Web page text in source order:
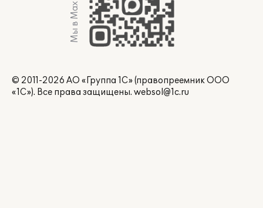
Мы в Max
© 2011-2026 АО «Группа 1С» (правопреемник ООО
«1С»). Все права защищены. websol@1c.ru